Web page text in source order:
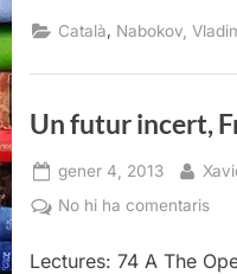
Català Nabokov,
Un futur incert,
Posted
on
gener 4, 2013 By
No hi ha comentarisa
Lectures: 74 A The